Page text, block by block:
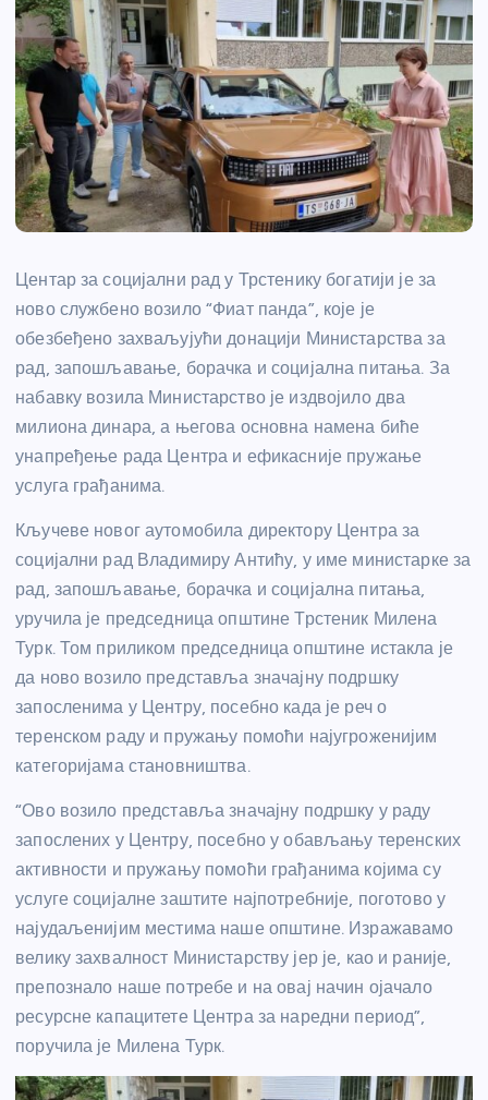
Центар за социјални рад у Трстенику богатији је за
ново службено возило “Фиат панда”, које је
обезбеђено захваљујући донацији Министарства за
рад, запошљавање, борачка и социјална питања. За
набавку возила Министарство је издвојило два
милиона динара, а његова основна намена биће
унапређење рада Центра и ефикасније пружање
услуга грађанима.
Кључеве новог аутомобила директору Центра за
социјални рад Владимиру Антићу, у име министарке за
рад, запошљавање, борачка и социјална питања,
уручила је председница општине Трстеник Милена
Турк. Том приликом председница општине истакла је
да ново возило представља значајну подршку
запосленима у Центру, посебно када је реч о
теренском раду и пружању помоћи најугроженијим
категоријама становништва.
“Ово возило представља значајну подршку у раду
запослених у Центру, посебно у обављању теренских
активности и пружању помоћи грађанима којима су
услуге социјалне заштите најпотребније, поготово у
најудаљенијим местима наше општине. Изражавамо
велику захвалност Министарству јер је, као и раније,
препознало наше потребе и на овај начин ојачало
ресурсне капацитете Центра за наредни период”,
поручила је Милена Турк.